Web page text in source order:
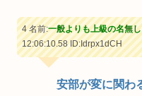
4 名前:一般よりも上級の名無
12:06:10.58ID:Idrpx1dCH
安部が変に関わ